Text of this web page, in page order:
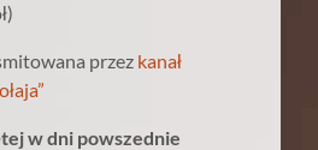
przez kanał
w dni powszednie